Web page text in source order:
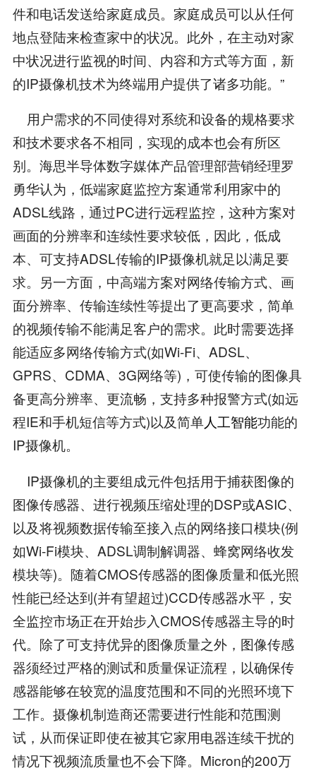
件和电话发送给家庭成员。家庭成员可以从任何
地点登陆来检查家中的状况。此外，在主动对家
中状况进行监视的时间、内容和方式等方面，新
的IP摄像机技术为终端用户提供了诸多功能。”
用户需求的不同使得对系统和设备的规格要求
和技术要求各不相同，实现的成本也会有所区
别。海思半导体数字媒体产品管理部营销经理罗
勇华认为，低端家庭监控方案通常利用家中的
ADSL线路，通过PC进行远程监控，这种方案对
画面的分辨率和连续性要求较低，因此，低成
本、可支持ADSL传输的IP摄像机就足以满足要
求。另一方面，中高端方案对网络传输方式、画
面分辨率、传输连续性等提出了更高要求，简单
的视频传输不能满足客户的需求。此时需要选择
能适应多网络传输方式(如Wi-Fi、ADSL、
GPRS、CDMA、3G网络等)，可使传输的图像具
备更高分辨率、更流畅，支持多种报警方式(如远
程IE和手机短信等方式)以及简单人工智能功能的
IP摄像机。
IP摄像机的主要组成元件包括用于捕获图像的
图像传感器、进行视频压缩处理的DSP或ASIC、
以及将视频数据传输至接入点的网络接口模块(例
如Wi-Fi模块、ADSL调制解调器、蜂窝网络收发
模块等)。随着CMOS传感器的图像质量和低光照
性能已经达到(并有望超过)CCD传感器水平，安
全监控市场正在开始步入CMOS传感器主导的时
代。除了可支持优异的图像质量之外，图像传感
器须经过严格的测试和质量保证流程，以确保传
感器能够在较宽的温度范围和不同的光照环境下
工作。摄像机制造商还需要进行性能和范围测
试，从而保证即使在被其它家用电器连续干扰的
情况下视频流质量也不会下降。Micron的200万